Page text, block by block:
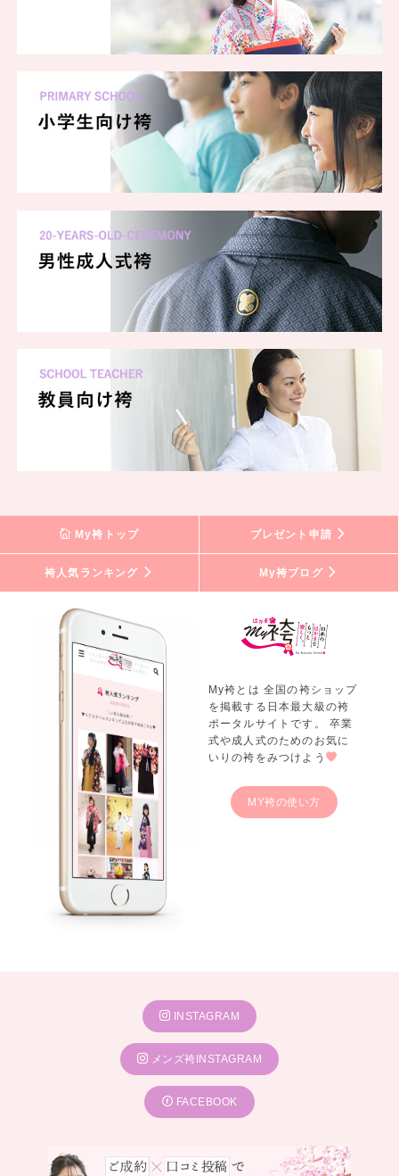
My袴トップ プレゼント申請
袴人気ランキング My袴ブログ
My袴とは 全国の袴ショップ
を掲載する日本最大級の袴
ポータルサイトです。 卒業
式や成人式のためのお気に
いりの袴をみつけよう
MY袴の使い方
INSTAGRAM
メンズ袴INSTAGRAM
FACEBOOK